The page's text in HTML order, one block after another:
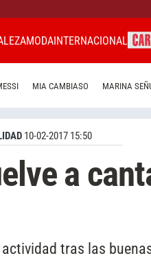
MODAINTERNACIONAL
MIA CAMBIASO MARINA
10-02-2017 15:50
a
tras las